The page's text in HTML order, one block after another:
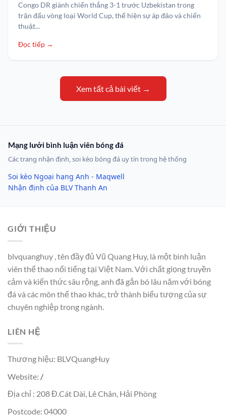
Congo DR giành chiến thắng 3-1 trước Uzbekistan trong
trận đấu vòng loại World Cup, thể hiện sự áp đảo và chiến
thuật...
Đọc tiếp →
Xem tất cả bài viết →
Mạng lưới bình luận viên bóng đá
Các trang nhận định, soi kèo bóng đá uy tín trong hệ thống
Soi kèo Ngoại hạng Anh - Maqwell
Nhận định của BLV Thanh An
GIỚI THIỆU
blvquanghuy , tên đầy đủ Vũ Quang Huy, là một bình luận
viên thể thao nổi tiếng tại Việt Nam. Với chất giọng truyền
cảm và kiến thức sâu rộng, anh đã gắn bó lâu năm với bóng
đá và các môn thể thao khác, trở thành biểu tượng của sự
chuyên nghiệp trong ngành.
LIÊN HỆ
Thương hiệu: BLVQuangHuy
Website: /
Địa chỉ : 208 Đ.Cát Dài, Lê Chân, Hải Phòng
Postcode: 04000